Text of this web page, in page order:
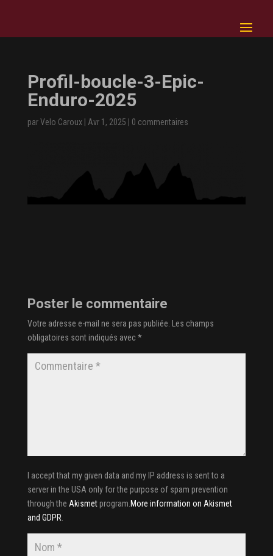
Profil-boucle-3-Epic-
Enduro-2025
parVelo Caroux| Avr 1, 2025 0 commentaires
Poster le commentaire
Votre adresse e-mail ne sera pas publiée. Les champs
obligatoires sont indiqués avec*
I accept that my given data and my IP address is sent to a
server in the USA only for the purpose of spam prevention
through the Akismetprogram. More information on Akismet
and GDPR